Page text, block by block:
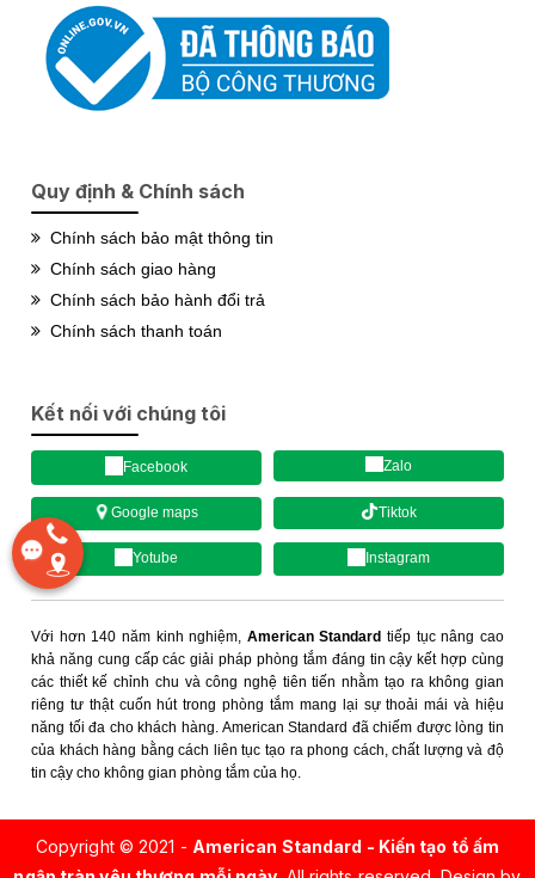
Quy định & Chính sách
Chính sách bảo mật thông tin
Chính sách giao hàng
Chính sách bảo hành đổi trả
Chính sách thanh toán
Kết nối với chúng tôi
Facebook Zalo
Google maps Tiktok
Yotube Instagram
Với hơn 140 năm kinh nghiệm, American Standard tiếp tục nâng cao
khả năng cung cấp các giải pháp phòng tắm đáng tin cậy kết hợp cùng
các thiết kế chỉnh chu và công nghệ tiên tiến nhằm tạo ra không gian
riêng tư thật cuốn hút trong phòng tắm mang lại sự thoải mái và hiệu
năng tối đa cho khách hàng. American Standard đã chiếm được lòng tin
của khách hàng bằng cách liên tục tạo ra phong cách, chất lượng và độ
tin cậy cho không gian phòng tắm của họ.
Copyright © 2021 - American Standard - Kiến tạo tổ ấm